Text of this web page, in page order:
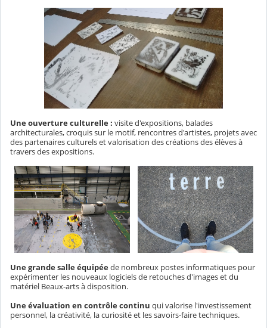
Une ouverture culturelle : visite d'expositions, balades
architecturales, croquis sur le motif, rencontres d'artistes, projets avec
des partenaires culturels et valorisation des créations des élèves à
travers des expositions.
Une grande salle équipéede nombreux postes informatiques pour
expérimenter les nouveaux logiciels de retouches d'images et du
matériel Beaux-arts à disposition.
Une évaluation en contrôle continu qui valorise l'investissement
personnel, la créativité, la curiosité et les savoirs-faire techniques.